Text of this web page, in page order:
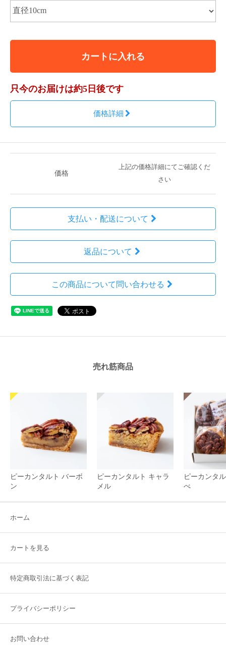
カートに入れる
只今のお届けは約5日後です
価格詳細
価格
上記の価格詳細にてご確認くだ
さい
支払い・配送について
返品について
この商品について問い合わせる
売れ筋商品
ピーカンタルト バーボ
ン
ピーカンタルト キャラ
メル
ピーカンタ
べ
ホーム
カートを見る
特定商取引法に基づく表記
プライバシーポリシー
お問い合わせ